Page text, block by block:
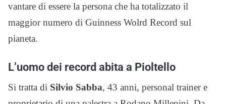
vantare di essere la persona che ha totalizzato il
maggior numero di Guinness Wolrd Record sul
pianeta.
L’uomo dei record abita a Pioltello
Si tratta di Silvio Sabba, 43 anni, personal trainer e